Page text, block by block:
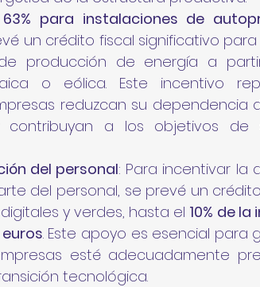
para instalaciones de
un crédito fiscal significativo
producción de energía a
o eólica. Este incentivo
reduzcan su dependencia
a los objetivos de
del personal: Para incentivar la
del personal, se prevé un
y verdes, hasta el 10% de
. Este apoyo es esencial para
esté adecuadamente
tecnológica.